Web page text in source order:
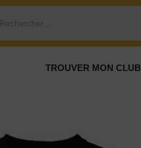
Rechercher…
TROUVER MON CLUB